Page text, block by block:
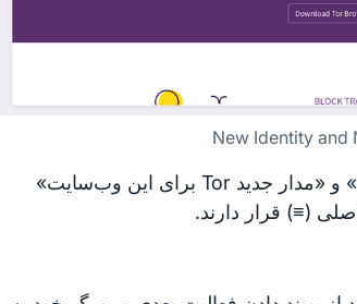
New Identity and
مرورگر Tor دارای گزینه‌های «هویت جدید» و «مدار جدید Tor برای این وب‌سایت»
(≡) قرار دارند.